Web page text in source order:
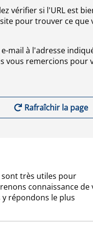
vérifier si l'URL est
pour trouver ce que
mail à l'adresse
vous remercions pour
Rafraîchir la page
très utiles pour
connaissance de
répondons le plus